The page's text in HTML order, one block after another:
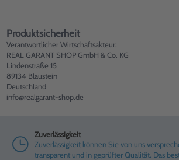
Produktsicherheit
Verantwortlicher Wirtschaftsakteur:
REAL GARANT SHOP GmbH & Co. KG
Lindenstraße 15
89134 Blaustein
Deutschland
info@realgarant-shop.de
Zuverlässigkeit
Zuverlässigkeit können Sie von uns
transparent und in geprüfter Qualität. Das